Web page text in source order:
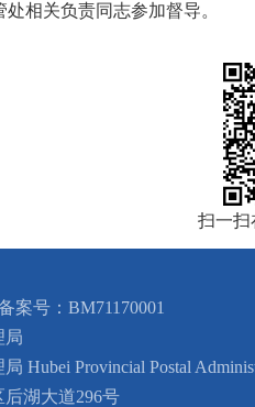
处相关负责同志参加督导。
扫一扫
案号：BM71170001
局
Hubei Provincial Postal
湖大道296号